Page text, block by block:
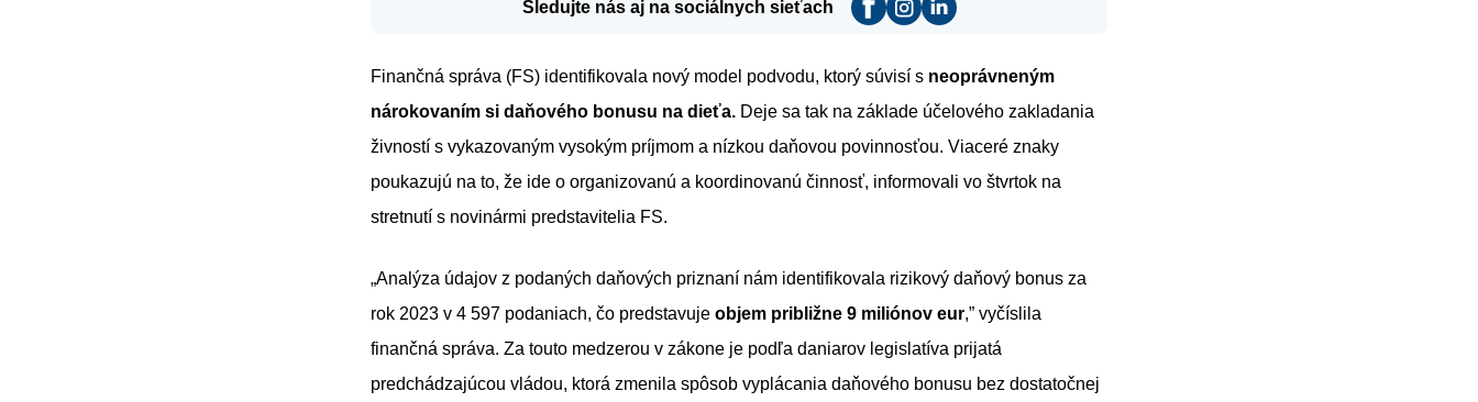
Sledujte nás aj na sociálnych sieťach
Finančná správa (FS) identifikovala nový model podvodu, ktorý súvisí s neoprávneným
nárokovaním si daňového bonusu na dieťa. Deje sa tak na základe účelového zakladania
živností s vykazovaným vysokým príjmom a nízkou daňovou povinnosťou. Viaceré znaky
poukazujú na to, že ide o organizovanú a koordinovanú činnosť, informovali vo štvrtok na
stretnutí s novinármi predstavitelia FS.
„Analýza údajov z podaných daňových priznaní nám identifikovala rizikový daňový bonus za
rok 2023 v 4 597 podaniach, čo predstavuje objem približne 9 miliónov eur,” vyčíslila
finančná správa. Za touto medzerou v zákone je podľa daniarov legislatíva prijatá
predchádzajúcou vládou, ktorá zmenila spôsob vyplácania daňového bonusu bez dostatočnej